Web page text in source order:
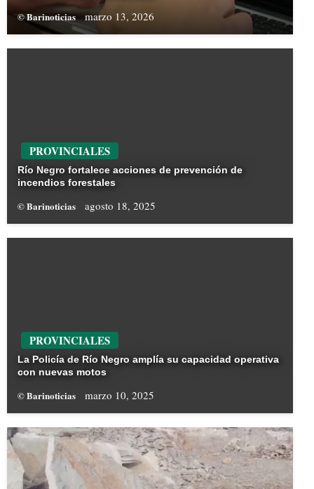
© Barinoticias marzo 13, 2026
PROVINCIALES
Río Negro fortalece acciones de prevención de
incendios forestales
© Barinoticias agosto 18, 2025
PROVINCIALES
La Policía de Río Negro amplía su capacidad operativa
con nuevas motos
© Barinoticias marzo 10, 2025